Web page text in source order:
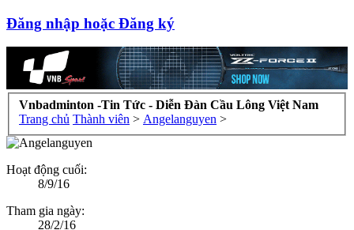
Đăng nhập hoặc Đăng ký
Vnbadminton -Tin Tức - Diễn Đàn Cầu Lông Việt Nam
Trang chủ Thành viên > Angelanguyen >
Hoạt động cuối:
8/9/16
Tham gia ngày:
28/2/16